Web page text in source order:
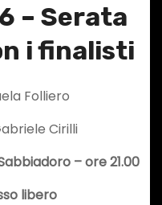
– Serata
i finalisti
Folliero
Cirilli
– ore 21.00
libero